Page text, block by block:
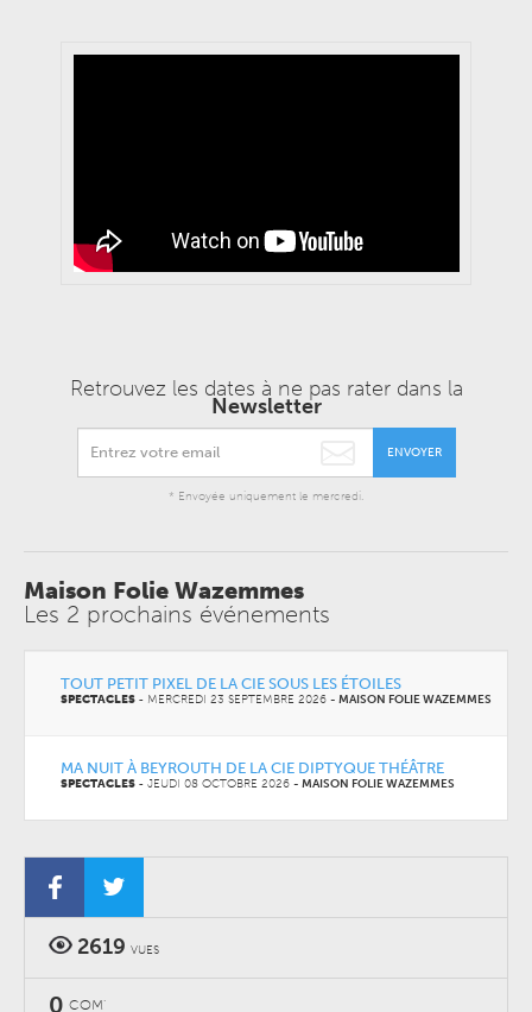
Retrouvez les dates à ne pas rater dans la
Newsletter
ENVOYER
* Envoyée uniquement le mercredi.
Maison Folie Wazemmes
Les 2 prochains événements
TOUT PETIT PIXEL DE LA CIE SOUS LES ÉTOILES
SPECTACLES - MERCREDI 23 SEPTEMBRE 2026 - MAISON FOLIE WAZEMMES
MA NUIT À BEYROUTH DE LA CIE DIPTYQUE THÉÂTRE
SPECTACLES - JEUDI 08 OCTOBRE 2026 - MAISON FOLIE WAZEMMES
2619 VUES
0 COM'